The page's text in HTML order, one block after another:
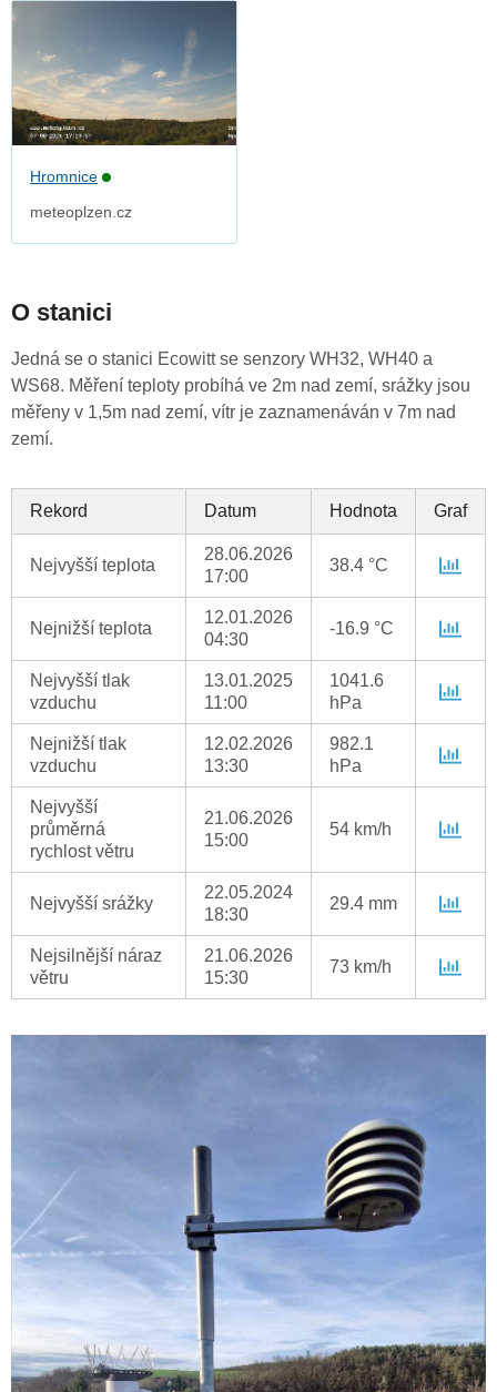
Hromnice
meteoplzen.cz
O stanici
Jedná se o stanici Ecowitt se senzory WH32, WH40 a
WS68. Měření teploty probíhá ve 2m nad zemí, srážky jsou
měřeny v 1,5m nad zemí, vítr je zaznamenáván v 7m nad
zemí.
Rekord Datum Hodnota Graf
Nejvyšší teplota
28.06.2026
17:00
38.4 °C
Nejnižší teplota
12.01.2026
04:30
-16.9 °C
Nejvyšší tlak
vzduchu
13.01.2025
11:00
1041.6
hPa
Nejnižší tlak
vzduchu
12.02.2026
13:30
982.1
hPa
Nejvyšší
průměrná
rychlost větru
21.06.2026
15:00
54 km/h
Nejvyšší srážky
22.05.2024
18:30
29.4 mm
Nejsilnější náraz
větru
21.06.2026
15:30
73 km/h